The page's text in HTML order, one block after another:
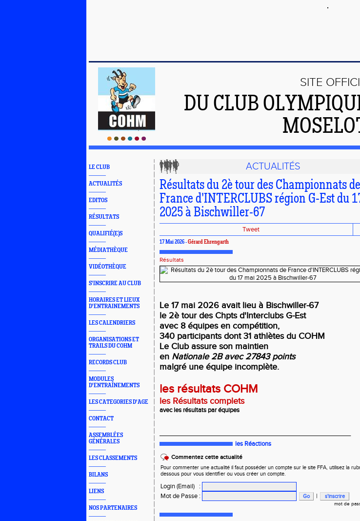
SITE
DU CLUB
LE CLUB
ACTUALITÉS
EDITOS
RÉSULTATS
QUALIFIÉ(E)S
MÉDIATHÈQUE
VIDÉOTHÈQUE
S'INSCRIRE AU CLUB
HORAIRES ET LIEUX
D'ENTRAINEMENTS
LES CALENDRIERS
ORGANISATIONS ET
TRAILS DU COHM
RECORDS CLUB
MODULES
D'ENTRAÎNEMENTS
LES CATEGORIES D'AGE
CONTACT
ASSEMBLÉES
GÉNÉRALES
LES CLASSEMENTS
BILANS
LIENS
NOS PARTENAIRES
ACTUALITÉS
Résultats du 2è tour des Championnats de
France d'INTERCLUBS région G-Est du
2025 à Bischwiller-67
Tweet
17 Mai 2026 -Gérard Ehrengarth
Résultats
Le 17 mai 2026 avait lieu à Bischwiller-67
le 2è tour des Chpts d'Interclubs G-Est
avec 8 équipes en compétition,
340 participants dont 31 athlètes du COHM
Le Club assure son maintien
en Nationale 2B avec 27843 points
malgré une équipe incomplète.
les résultats COHM
les Résultats complets
avec les résultats par équipes
les Réactions
Commentez cette actualité
Pour commenter une actualité il faut posséder un compte sur le site FFA, utilisez la
dessous pour vous identifier ou vous créer un compte.
Login (Email)
:
Mot de Passe : |
mot de